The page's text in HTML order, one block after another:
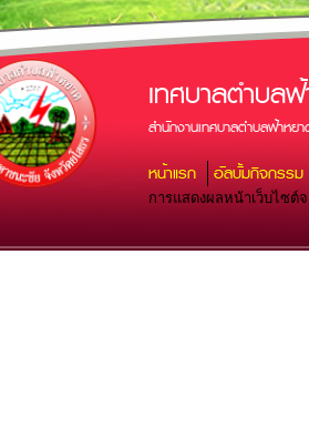
เทศบาลตำบล
สำนักงานเทศบาลตำบลฟ้าห
หน้าแรก อัลบั้มกิจกรรม
การแสดงผลหน้าเว็บไซต์